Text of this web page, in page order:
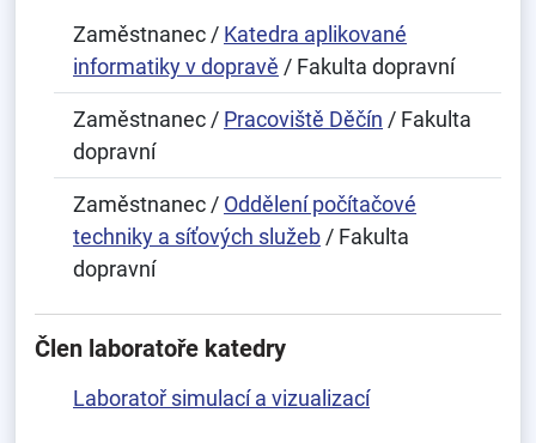
Zaměstnanec / Katedra aplikované
informatiky v dopravě / Fakulta dopravní
Zaměstnanec / Pracoviště Děčín / Fakulta
dopravní
Zaměstnanec / Oddělení počítačové
techniky a síťových služeb / Fakulta
dopravní
Člen laboratoře katedry
Laboratoř simulací a vizualizací